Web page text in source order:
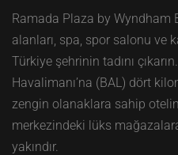
Ramada Plaza by Wyndham
alanları, spa, spor salonu ve
Türkiye şehrinin tadını
Havalimanı’na (BAL) dört
zengin olanaklara sahip
merkezindeki lüks
yakındır.